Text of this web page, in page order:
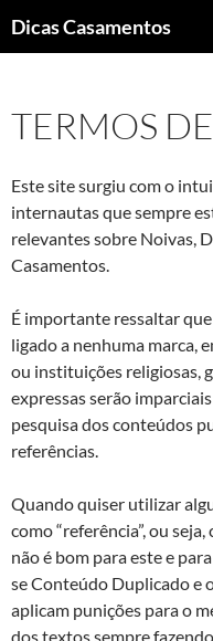
Dicas Casamentos
CONTEÚDO
TERMOS
Este site surgiu com o
internautas que sempre
relevantes sobre Noivas,
Casamentos.
É importante ressaltar
ligado a nenhuma marca,
ou instituições religiosas,
expressas serão
pesquisa dos conteúdos
referências.
Quando quiser utilizar
como “referência”, ou
não é bom para este e
se Conteúdo Duplicado e
aplicam punições para o
dos textos sempre